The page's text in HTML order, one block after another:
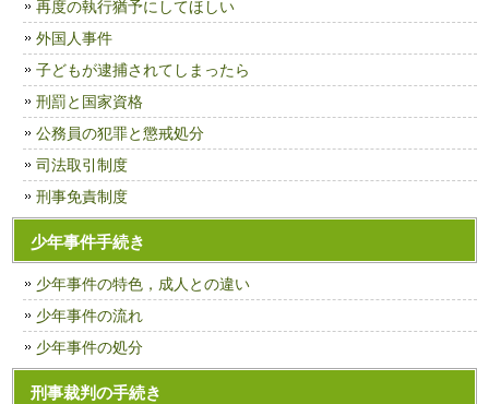
再度の執行猶予にしてほしい
外国人事件
子どもが逮捕されてしまったら
刑罰と国家資格
公務員の犯罪と懲戒処分
司法取引制度
刑事免責制度
少年事件手続き
少年事件の特色，成人との違い
少年事件の流れ
少年事件の処分
刑事裁判の手続き